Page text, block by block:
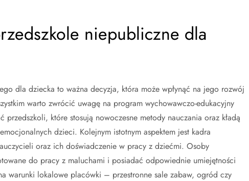
niepubliczne dla
dla dziecka to ważna decyzja, która może wpłynąć na jego rozwój
warto zwrócić uwagę na program wychowawczo-edukacyjny
które stosują nowoczesne metody nauczania oraz kładą
dzieci. Kolejnym istotnym aspektem jest kadra
oraz ich doświadczenie w pracy z dziećmi. Osoby
do pracy z maluchami i posiadać odpowiednie umiejętności
warunki lokalowe placówki – przestronne sale zabaw, ogród czy